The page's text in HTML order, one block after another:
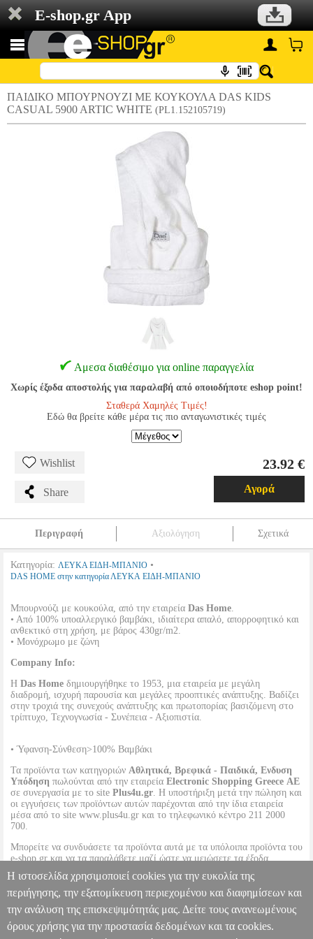
E-shop.gr App
ΠΑΙΔΙΚΟ ΜΠΟΥΡΝΟΥΖΙ ΜΕ ΚΟΥΚΟΥΛΑ DAS KIDS
CASUAL 5900 ARTIC WHITE (PL1.152105719)
Αμεσα διαθέσιμο για online παραγγελία
Χωρίς έξοδα αποστολής για παραλαβή από οποιοδήποτε eshop point!
Σταθερά Χαμηλές Τιμές!
Εδώ θα βρείτε κάθε μέρα τις πιο ανταγωνιστικές τιμές
Wishlist
Share
23.92 €
Αγορά
Περιγραφή Αξιολόγηση Σχετικά
Κατηγορία: ΛΕΥΚΑ ΕΙΔΗ-ΜΠΑΝΙΟ •
DAS HOME στην κατηγορία ΛΕΥΚΑ ΕΙΔΗ-ΜΠΑΝΙΟ
Μπουρνούζι με κουκούλα, από την εταιρεία Das Home.
• Aπό 100% υποαλλεργικό βαμβάκι, ιδιαίτερα απαλό, απορροφητικό και
ανθεκτικό στη χρήση, με βάρος 430gr/m2.
• Μονόχρωμο με ζώνη
Company Info:
Η Das Home δημιουργήθηκε το 1953, μια εταιρεία με μεγάλη
διαδρομή, ισχυρή παρουσία και μεγάλες προοπτικές ανάπτυξης. Bαδίζει
στην τροχιά της συνεχούς ανάπτυξης και πρωτοπορίας βασιζόμενη στο
τρίπτυχο, Τεχνογνωσία - Συνέπεια - Αξιοπιστία.
• Ύφανση-Σύνθεση>100% Βαμβάκι
Τα προϊόντα των κατηγοριών Αθλητικά, Βρεφικά - Παιδικά, Ενδυση
Υπόδηση πωλούνται από την εταιρεία Electronic Shopping Greece ΑΕ
σε συνεργασία με το site Plus4u.gr. Η υποστήριξη μετά την πώληση και
οι εγγυήσεις των προϊόντων αυτών παρέχονται από την ίδια εταιρεία
μέσα από το site www.plus4u.gr και το τηλεφωνικό κέντρο 211 2000
700.
Μπορείτε να συνδυάσετε τα προϊόντα αυτά με τα υπόλοιπα προϊόντα του
e-shop.gr και να τα παραλάβετε μαζί ώστε να μειώσετε τα έξοδα
αποστολής. Μπορείτε επίσης να παραλάβετε από οποιοδήποτε eshop
point με μηδενικά έξοδα αποστολής ανεξαρτήτως ύψους παραγγελίας!
ΠΑΙΔΙΚΟ ΜΠΟΥΡΝΟΥΖΙ ΜΕ ΚΟΥΚΟΥΛΑ DAS KIDS CASUAL
5900 ARTIC WHITE PL1.152105719 PL1.152105719 DAS HOME
Η ιστοσελίδα χρησιμοποιεί cookies για την ευκολία της
περιήγησης, την εξατομίκευση περιεχομένου και διαφημίσεων και
την ανάλυση της επισκεψιμότητάς μας. Δείτε τους ανανεωμένους
όρους χρήσης για την προστασία δεδομένων και τα cookies.